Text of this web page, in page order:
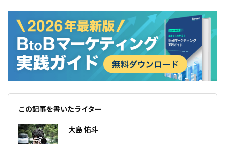
この記事を書いたライター
大島 佑斗